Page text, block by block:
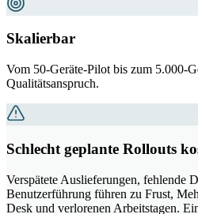
Skalierbar
Vom 50-Geräte-Pilot bis zum 5.000-
Qualitätsanspruch.
Schlecht geplante Rollouts
Verspätete Auslieferungen, fehlende
Benutzerführung führen zu Frust,
Desk und verlorenen Arbeitstagen.